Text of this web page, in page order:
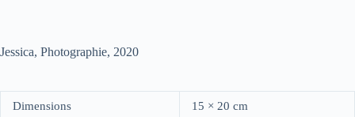
Jessica, Photographie, 2020
Dimensions 15 × 20 cm